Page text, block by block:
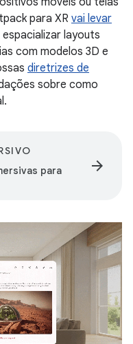
para XR vai levar
layouts
com modelos 3D e
diretrizes de
sobre como
para
arrow_forward